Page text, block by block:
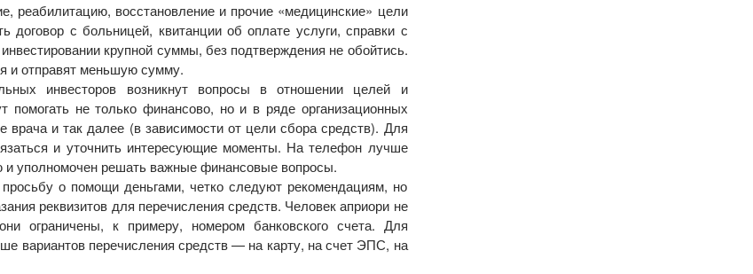
восстановление и прочие «медицинские» цели
с больницей, квитанции об оплате услуги, справки с
крупной суммы, без подтверждения не обойтись.
и отправят меньшую сумму.
инвесторов возникнут вопросы в отношении целей и
не только финансово, но и в ряде организационных
врача и так далее (в зависимости от цели сбора средств). Для
и уточнить интересующие моменты. На телефон лучше
и уполномочен решать важные финансовые вопросы.
о помощи деньгами, четко следуют рекомендациям, но
реквизитов для перечисления средств. Человек априори не
ограничены, к примеру, номером банковского счета. Для
вариантов перечисления средств — на карту, на счет ЭПС, на